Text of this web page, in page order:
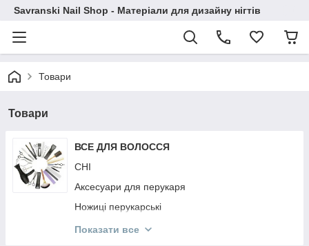
Savranski Nail Shop - Матеріали для дизайну нігтів
Товари
Товари
ВСЕ ДЛЯ ВОЛОССЯ
CHI
Аксесуари для перукаря
Ножиці перукарські
Гребінці
Показати все